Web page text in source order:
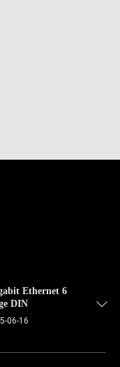
Ethernet 6
DIN
06-16